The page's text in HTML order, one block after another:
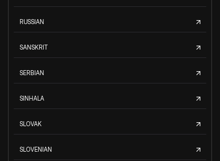
RUSSIAN
SANSKRIT
SERBIAN
SINHALA
SLOVAK
SLOVENIAN